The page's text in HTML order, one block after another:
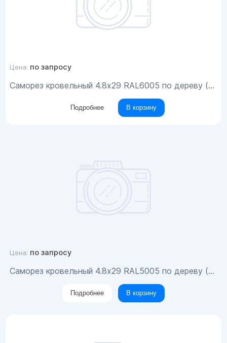
Цена: по запросу
Саморез кровельный 4.8x29 RAL6005 по дереву (200шт)
Подробнее В корзину
Цена: по запросу
Саморез кровельный 4.8x29 RAL5005 по дереву (200шт)
Подробнее В корзину